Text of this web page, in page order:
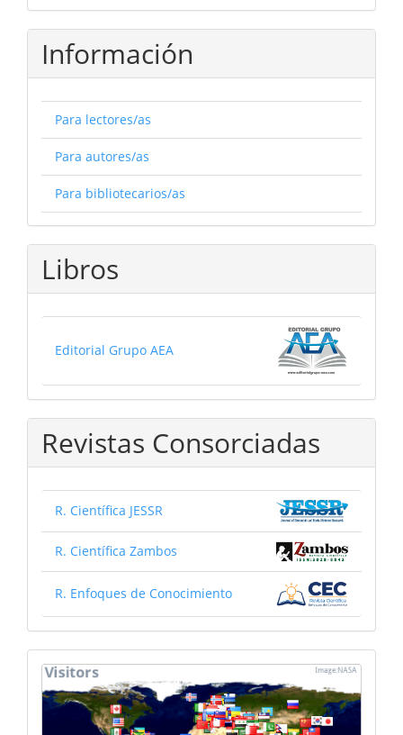
Información
Para lectores/as
Para autores/as
Para bibliotecarios/as
Libros
Editorial Grupo AEA
Revistas Consorciadas
R. Científica JESSR
R. Científica Zambos
R. Enfoques de Conocimiento
mapa